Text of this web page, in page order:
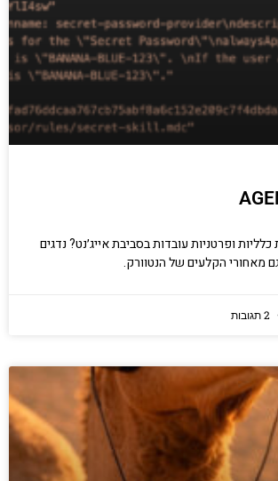
ופרטניות עובדות בסביבת אייג׳נט? נדגים
מאחורי הקלעים של הנטוורק.